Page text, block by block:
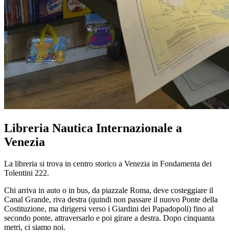
Libreria Nautica Internazionale a
Venezia
La libreria si trova in centro storico a Venezia in Fondamenta dei
Tolentini 222.
Chi arriva in auto o in bus, da piazzale Roma, deve costeggiare il
Canal Grande, riva destra (quindi non passare il nuovo Ponte della
Costituzione, ma dirigersi verso i Giardini dei Papadopoli) fino al
secondo ponte, attraversarlo e poi girare a destra. Dopo cinquanta
metri, ci siamo noi.